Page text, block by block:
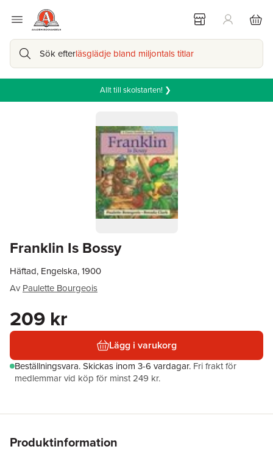
Sök efterläsglädje bland miljontals titlar
Allt till skolstarten! ❯
Franklin Is Bossy
Häftad, Engelska, 1900
Av Paulette Bourgeois
209 kr
Lägg i varukorg
Beställningsvara.Skickas inom 3-6 vardagar. Fri frakt för
medlemmar vid köp för minst 249 kr.
Produktinformation